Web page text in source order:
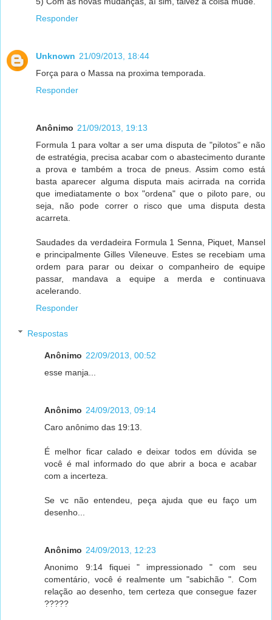
Responder
Unknown 21/09/2013, 18:44
Força para o Massa na proxima temporada.
Responder
Anônimo 21/09/2013, 19:13
Formula 1 para voltar a ser uma disputa de "pilotos" e não
de estratégia, precisa acabar com o abastecimento durante
a prova e também a troca de pneus. Assim como está
basta aparecer alguma disputa mais acirrada na corrida
que imediatamente o box "ordena" que o piloto pare, ou
seja, não pode correr o risco que uma disputa desta
acarreta.
Saudades da verdadeira Formula 1 Senna, Piquet, Mansel
e principalmente Gilles Vileneuve. Estes se recebiam uma
ordem para parar ou deixar o companheiro de equipe
passar, mandava a equipe a merda e continuava
acelerando.
Responder
Respostas
Anônimo 22/09/2013, 00:52
esse manja...
Anônimo 24/09/2013, 09:14
Caro anônimo das 19:13.
É melhor ficar calado e deixar todos em dúvida se
você é mal informado do que abrir a boca e acabar
com a incerteza.
Se vc não entendeu, peça ajuda que eu faço um
desenho...
Anônimo 24/09/2013, 12:23
Anonimo 9:14 fiquei " impressionado " com seu
comentário, você é realmente um "sabichão ". Com
relação ao desenho, tem certeza que consegue fazer
?????